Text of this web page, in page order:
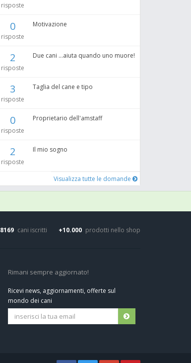
risposte
0
risposte
Motivazione
2
risposte
Due cani ...aiuta quando uno muore!
3
risposte
Taglia del cane e tipo
0
risposte
Proprietario dell'amstaff
2
risposte
Il mio sogno
Visualizza tutte le domande
8169 cani iscritti +10.000 prodotti nello shop
Rimani sempre aggiornato!
Ricevi news, aggiornamenti, offerte sul
mondo dei cani